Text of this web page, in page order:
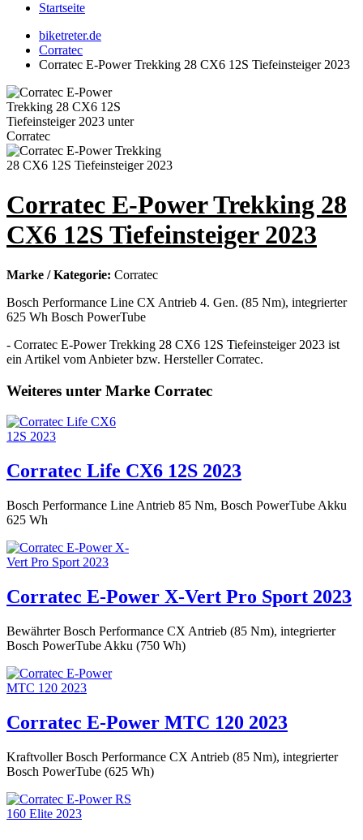
Startseite
biketreter.de
Corratec
Corratec E-Power Trekking 28 CX6 12S Tiefeinsteiger 2023
Corratec E-Power Trekking 28
CX6 12S Tiefeinsteiger 2023
Marke / Kategorie: Corratec
Bosch Performance Line CX Antrieb 4. Gen. (85 Nm), integrierter
625 Wh Bosch PowerTube
- Corratec E-Power Trekking 28 CX6 12S Tiefeinsteiger 2023 ist
ein Artikel vom Anbieter bzw. Hersteller Corratec.
Weiteres unter Marke Corratec
Corratec Life CX6 12S 2023
Bosch Performance Line Antrieb 85 Nm, Bosch PowerTube Akku
625 Wh
Corratec E-Power X-Vert Pro Sport 2023
Bewährter Bosch Performance CX Antrieb (85 Nm), integrierter
Bosch PowerTube Akku (750 Wh)
Corratec E-Power MTC 120 2023
Kraftvoller Bosch Performance CX Antrieb (85 Nm), integrierter
Bosch PowerTube (625 Wh)